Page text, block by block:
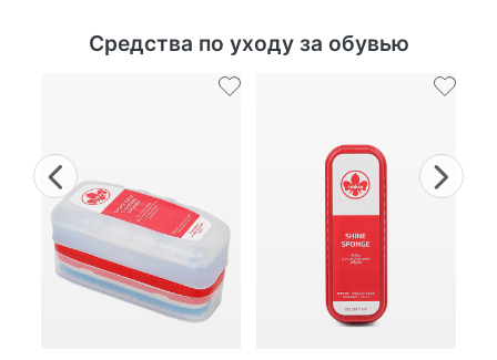
Средства по уходу за обувью
Previous